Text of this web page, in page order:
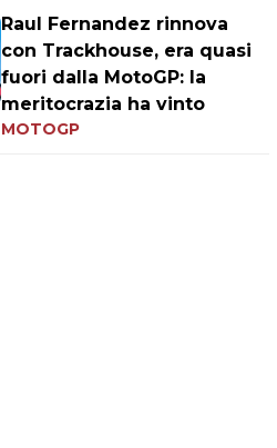
Raul Fernandez rinnova
con Trackhouse, era quasi
fuori dalla MotoGP: la
meritocrazia ha vinto
MOTOGP